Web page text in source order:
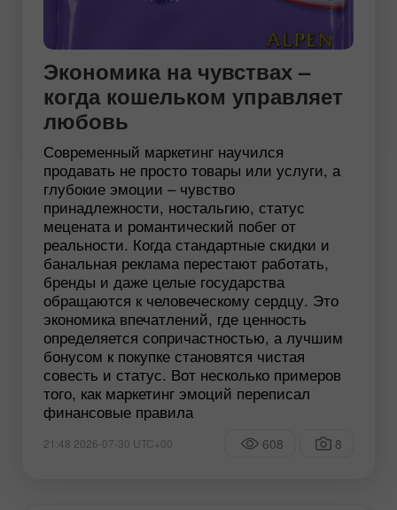
Экономика на чувствах –
когда кошельком управляет
любовь
Современный маркетинг научился
продавать не просто товары или услуги, а
глубокие эмоции – чувство
принадлежности, ностальгию, статус
мецената и романтический побег от
реальности. Когда стандартные скидки и
банальная реклама перестают работать,
бренды и даже целые государства
обращаются к человеческому сердцу. Это
экономика впечатлений, где ценность
определяется сопричастностью, а лучшим
бонусом к покупке становятся чистая
совесть и статус. Вот несколько примеров
того, как маркетинг эмоций переписал
финансовые правила
21:48 2026-07-30 UTC+00 608 8